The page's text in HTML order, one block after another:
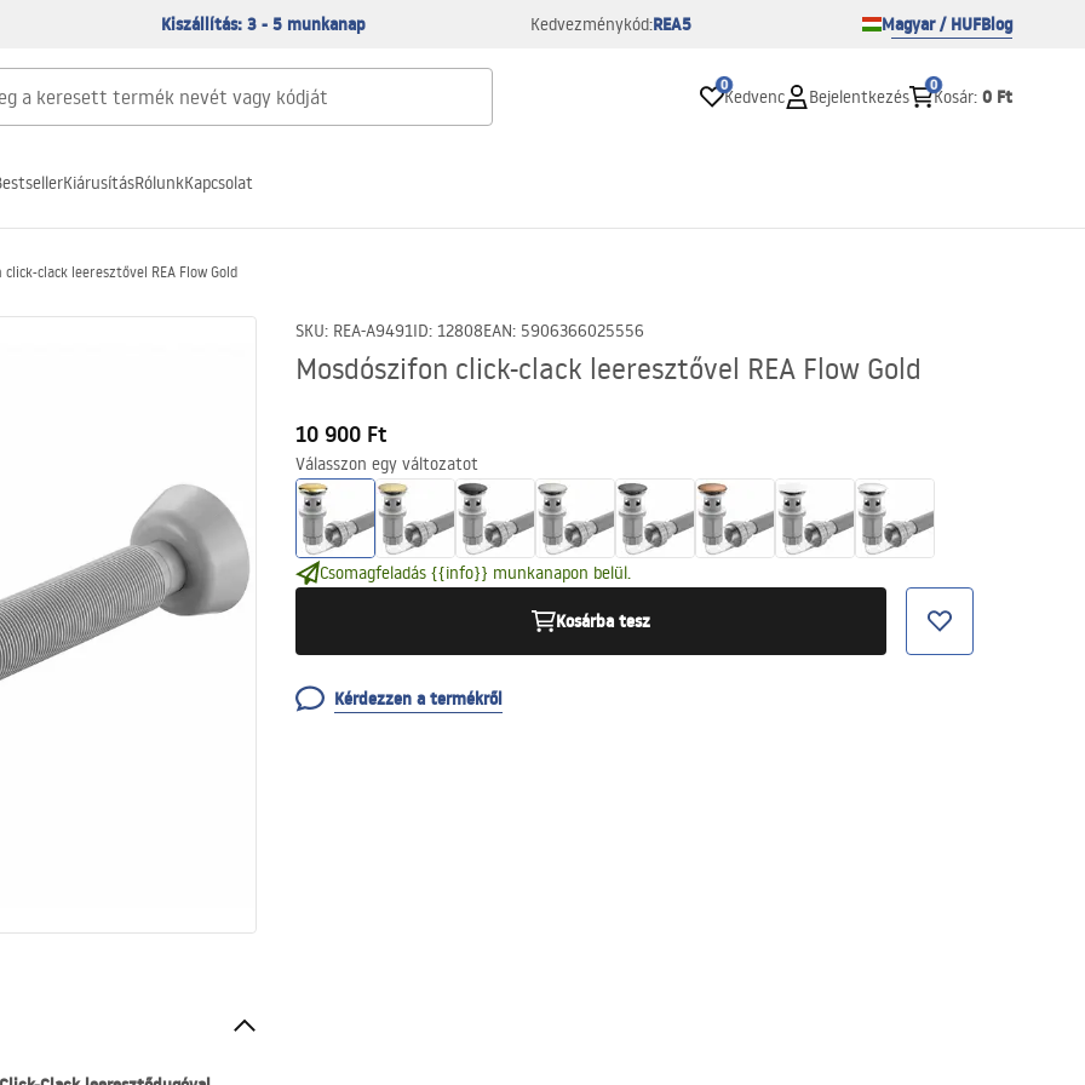
Kiszállítás: 3 - 5 munkanap Kedvezménykód:REA5 Magyar / HUFBlog
0
Kedvenc Bejelentkezés
0
Kosár: 0 Ft
KiárusításRólunkKapcsolat
click-clack leeresztővel REA Flow Gold
SKU: REA-A9491ID: 12808EAN: 5906366025556
Mosdószifon click-clack leeresztővel REA Flow Gold
10 900 Ft
Válasszon egy változatot
Csomagfeladás {{info}} munkanapon belül.
Kosárba tesz
Kérdezzen a termékről